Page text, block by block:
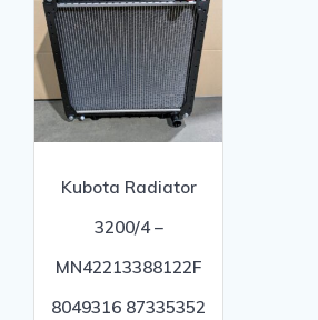
Kubota Radiator
3200/4 –
MN42213388122F
8049316 87335352